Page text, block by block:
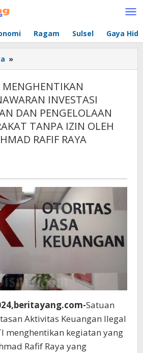
Ragam Sulsel Gaya
»
PASTI
KEGIATAN
PENAWARAN
INVESTASI
PENGHIMPUNAN
DAN
PENGELOLAAN
TANPA
IZIN
OLEH
INFLUENCER
AHMAD
RAYA
MENGHENTIKAN
INVESTASI
DAN PENGELOLAAN
TANPA IZIN OLEH
RAFIF RAYA
Satuan
Aktivitas Keuangan Ilegal
menghentikan kegiatan yang
Rafif Raya yang